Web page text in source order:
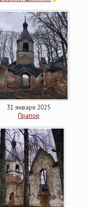
31 января 2025
Прапор